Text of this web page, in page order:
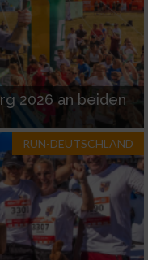
2026 an beiden
RUN-DEUTSCHLAND